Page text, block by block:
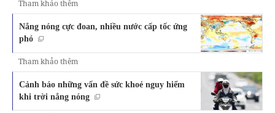
Tham khảo thêm
Nắng nóng cực đoan, nhiều nước cấp tốc ứng
phó
Tham khảo thêm
Cảnh báo những vấn đề sức khoẻ nguy hiểm
khi trời nắng nóng